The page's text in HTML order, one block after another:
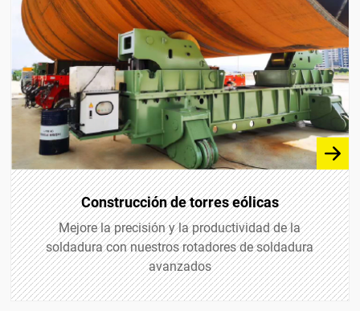
Construcción de torres eólicas
Mejore la precisión y la productividad de la
soldadura con nuestros rotadores de soldadura
avanzados